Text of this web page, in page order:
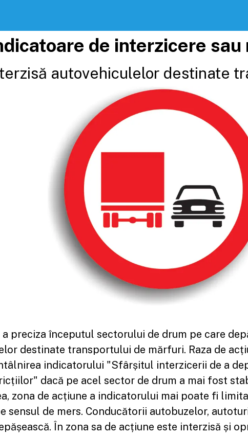
de interzicere
autovehiculelor destinate
preciza începutul sectorului de drum pe care
destinate transportului de mărfuri. Raza de
indicatorului "Sfârșitul interzicerii de a
dacă pe acel sector de drum a mai fost
zona de acțiune a indicatorului mai poate fi
sensul de mers. Conducătorii autobuzelor,
În zona sa de acțiune este interzisă și